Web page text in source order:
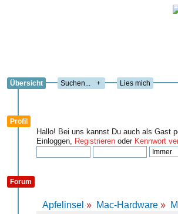
Übersicht + Lies mich
Profil
Hallo! Bei uns kannst Du auch als Gast
Einloggen, Registrieren oder Kennwort
Forum
Apfelinsel » Mac-Hardware »